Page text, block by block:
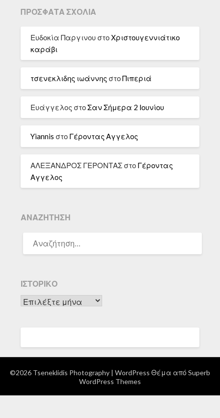
ΠΡΌΣΦΑΤΑ ΣΧΌΛΙΑ
Ευδοκία Παργινου στοΧριστουγεννιάτικο
καράβι
τσενεκλιδης ιωάννης στοΠιπεριά
Ευάγγελος στοΣαν Σήμερα 2 Ιουνίου
Yiannis στο Γέροντας Αγγελος
ΑΛΕΞΑΝΔΡΟΣ ΓΕΡΟΝΤΑΣ στο Γέροντας
Αγγελος
ΑΝΑΖΉΤΗΣΗ
ΓΙΑ:
ΙΣΤΟΡΙΚΌ
Ιστορικό
©2026 Tseneklidis Photography | WordPress Θέμα από Superb
WordPress Themes